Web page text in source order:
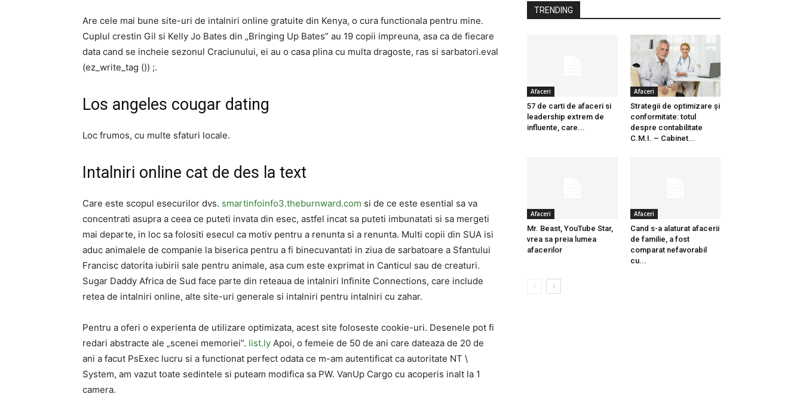
Are cele mai bune site-uri de intalniri online gratuite din Kenya, o cura functionala pentru mine.
Cuplul crestin Gil si Kelly Jo Bates din „Bringing Up Bates” au 19 copii impreuna, asa ca de fiecare
data cand se incheie sezonul Craciunului, ei au o casa plina cu multa dragoste, ras si sarbatori.eval
(ez_write_tag ()) ;.
Los angeles cougar dating
Loc frumos, cu multe sfaturi locale.
Intalniri online cat de des la text
Care este scopul esecurilor dvs. smartinfoinfo3.theburnward.com si de ce este esential sa va
concentrati asupra a ceea ce puteti invata din esec, astfel incat sa puteti imbunatati si sa mergeti
mai departe, in loc sa folositi esecul ca motiv pentru a renunta si a renunta. Multi copii din SUA isi
aduc animalele de companie la biserica pentru a fi binecuvantati in ziua de sarbatoare a Sfantului
Francisc datorita iubirii sale pentru animale, asa cum este exprimat in Canticul sau de creaturi.
Sugar Daddy Africa de Sud face parte din reteaua de intalniri Infinite Connections, care include
retea de intalniri online, alte site-uri generale si intalniri pentru intalniri cu zahar.
Pentru a oferi o experienta de utilizare optimizata, acest site foloseste cookie-uri. Desenele pot fi
redari abstracte ale „scenei memoriei”. list.ly Apoi, o femeie de 50 de ani care dateaza de 20 de
ani a facut PsExec lucru si a functionat perfect odata ce m-am autentificat ca autoritate NT \
System, am vazut toate sedintele si puteam modifica sa PW. VanUp Cargo cu acoperis inalt la 1
camera.
TRENDING
Afaceri
57 de carti de afaceri si
leadership extrem de
influente, care...
Afaceri
Strategii de optimizare și
conformitate: totul
despre contabilitate
C.M.I. – Cabinet...
Afaceri
Mr. Beast, YouTube Star,
vrea sa preia lumea
afacerilor
Afaceri
Cand s-a alaturat afacerii
de familie, a fost
comparat nefavorabil
cu...